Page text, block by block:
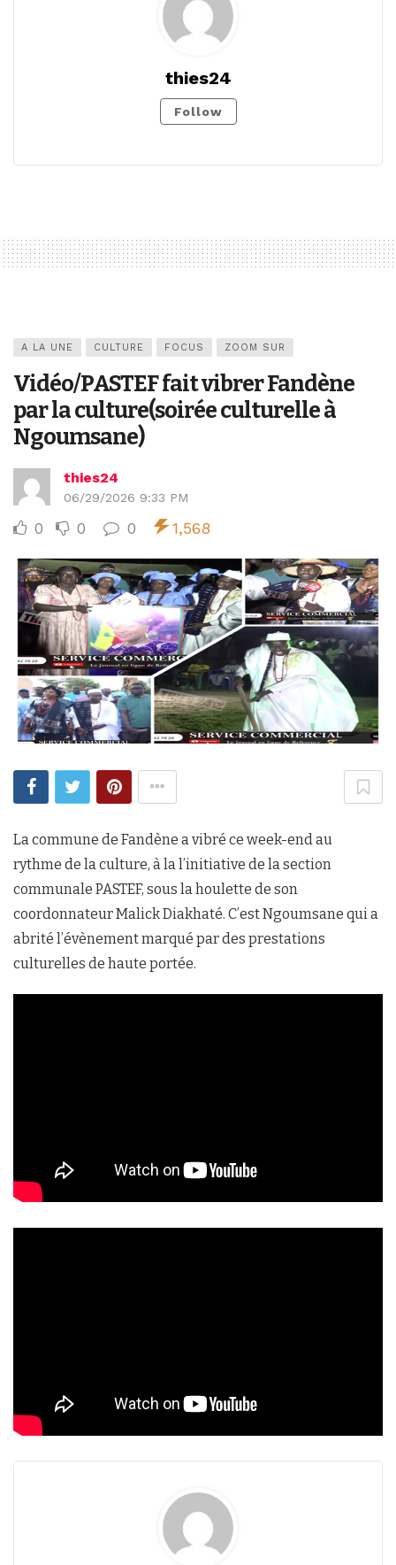
thies24
Follow
A LA UNE CULTURE FOCUS ZOOM SUR
Vidéo/PASTEF fait vibrer Fandène
par la culture(soirée culturelle à
Ngoumsane)
thies24
06/29/2026 9:33 PM
0 0 0 1,568
La commune de Fandène a vibré ce week-end au
rythme de la culture, à la l’initiative de la section
communale PASTEF, sous la houlette de son
coordonnateur Malick Diakhaté. C’est Ngoumsane qui a
abrité l’évènement marqué par des prestations
culturelles de haute portée.